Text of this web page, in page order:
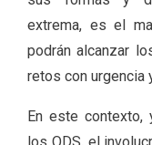
extrema, es el
podrán alcanzar
retos con urgencia
En este contexto,